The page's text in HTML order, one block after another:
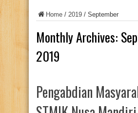
Home / 2019 / September
Monthly Archives:
2019
Pengabdian